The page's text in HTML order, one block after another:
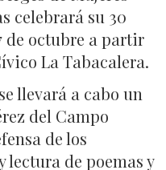
celebrará su 30
de octubre a partir
La Tabacalera.
llevará a cabo un
del Campo
de los
lectura de poemas y